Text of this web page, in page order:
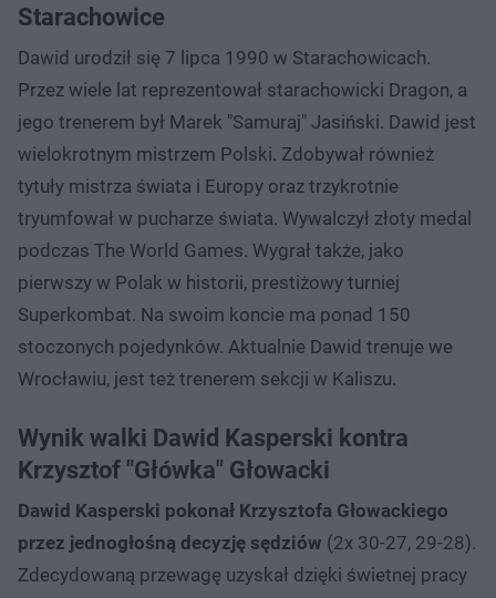
Starachowice
Dawid urodził się 7 lipca 1990 w Starachowicach.
Przez wiele lat reprezentował starachowicki Dragon, a
jego trenerem był Marek "Samuraj" Jasiński. Dawid jest
wielokrotnym mistrzem Polski. Zdobywał również
tytuły mistrza świata i Europy oraz trzykrotnie
tryumfował w pucharze świata. Wywalczył złoty medal
podczas The World Games. Wygrał także, jako
pierwszy w Polak w historii, prestiżowy turniej
Superkombat. Na swoim koncie ma ponad 150
stoczonych pojedynków. Aktualnie Dawid trenuje we
Wrocławiu, jest też trenerem sekcji w Kaliszu.
Wynik walki Dawid Kasperski kontra
Krzysztof "Główka" Głowacki
Dawid Kasperski pokonał Krzysztofa Głowackiego
przez jednogłośną decyzję sędziów (2x 30-27, 29-28).
Zdecydowaną przewagę uzyskał dzięki świetnej pracy